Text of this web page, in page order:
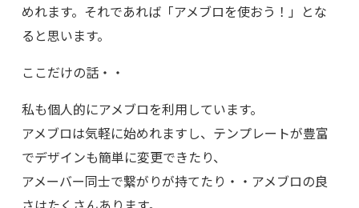
めれます。それであれば「アメブロを使おう！」とな
ると思います。
ここだけの話・・
私も個人的にアメブロを利用しています。
アメブロは気軽に始めれますし、テンプレートが豊富
でデザインも簡単に変更できたり、
アメーバー同士で繋がりが持てたり・・アメブロの良